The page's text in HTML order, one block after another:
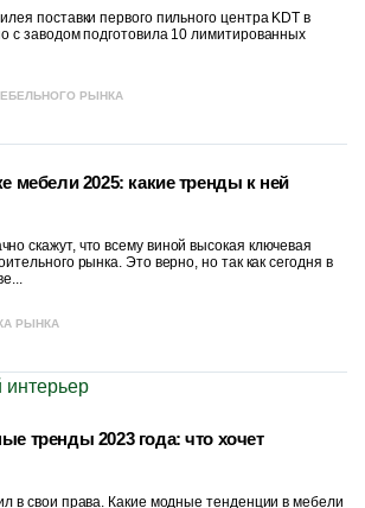
поставки первого пильного центра KDT в
с заводом подготовила 10 лимитированных
РЫНКА
мебели 2025: какие тренды к ней
скажут, что всему виной высокая ключевая
рынка. Это верно, но так как сегодня в
РЫНКА
тренды 2023 года: что хочет
в свои права. Какие модные тенденции в мебели